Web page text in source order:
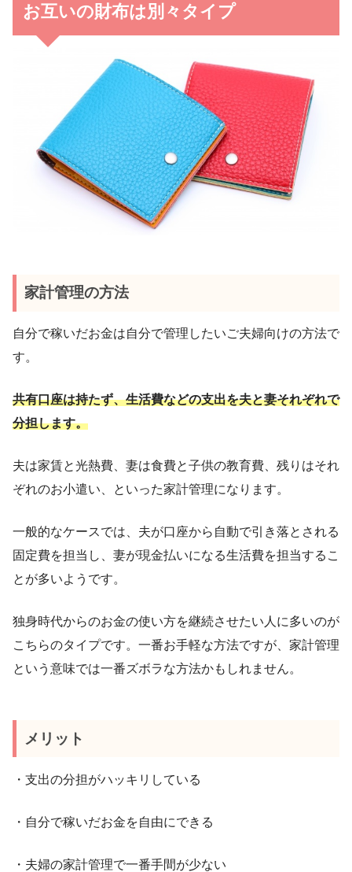
お互いの財布は別々タイプ
家計管理の方法
自分で稼いだお金は自分で管理したいご夫婦向けの方法で
す。
共有口座は持たず、生活費などの支出を夫と妻それぞれで
分担します。
夫は家賃と光熱費、妻は食費と子供の教育費、残りはそれ
ぞれのお小遣い、といった家計管理になります。
一般的なケースでは、夫が口座から自動で引き落とされる
固定費を担当し、妻が現金払いになる生活費を担当するこ
とが多いようです。
独身時代からのお金の使い方を継続させたい人に多いのが
こちらのタイプです。一番お手軽な方法ですが、家計管理
という意味では一番ズボラな方法かもしれません。
メリット
・支出の分担がハッキリしている
・自分で稼いだお金を自由にできる
・夫婦の家計管理で一番手間が少ない